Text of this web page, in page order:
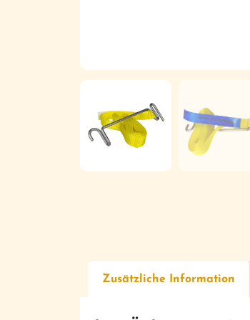
Zusätzliche Information